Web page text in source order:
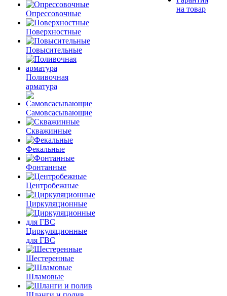
Опрессовочные
Поверхностные
Повысительные
Поливочная
арматура
Самовсасывающие
Скважинные
Фекальные
Фонтанные
Центробежные
Циркуляционные
Циркуляционные
для ГВС
Шестеренные
Шламовые
на товар